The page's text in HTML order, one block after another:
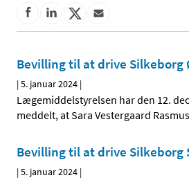
Bevilling til at drive Silkeborg
|5. januar 2024 |
Lægemiddelstyrelsen har den 12.
meddelt, at Sara Vestergaard
Bevilling til at drive Silkeborg
|5. januar 2024 |